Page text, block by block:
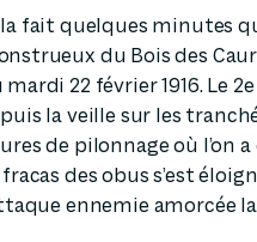
fait quelques minutes
du Bois des
mardi 22 février 1916. Le
la veille sur les
de pilonnage où l’on
fracas des obus s’est
ennemie amorcée